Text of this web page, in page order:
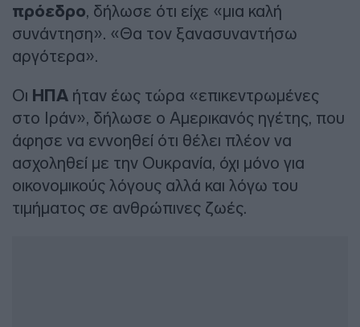
πρόεδρο, δήλωσε ότι είχε «μια καλή
συνάντηση». «Θα τον ξανασυναντήσω
αργότερα».
Οι ΗΠΑ ήταν έως τώρα «επικεντρωμένες
στο Ιράν», δήλωσε ο Αμερικανός ηγέτης, που
άφησε να εννοηθεί ότι θέλει πλέον να
ασχοληθεί με την Ουκρανία, όχι μόνο για
οικονομικούς λόγους αλλά και λόγω του
τιμήματος σε ανθρώπινες ζωές.